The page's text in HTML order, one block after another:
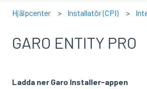
Hjälpcenter Installatör (CPI)
GARO ENTITY PRO
Ladda ner Garo Installer-appen